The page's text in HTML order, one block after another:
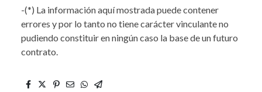
-(*) La información aquí mostrada puede contener
errores y por lo tanto no tiene carácter vinculante no
pudiendo constituir en ningún caso la base de un futuro
contrato.